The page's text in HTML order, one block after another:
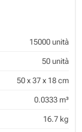
15000 unità
50 unità
50 x 37 x 18 cm
0.0333 m³
16.7 kg